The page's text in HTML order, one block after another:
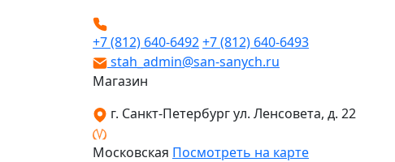
+7 (812) 640-6492+7 (812) 640-6493
stah_admin@san-sanych.ru
Магазин
г. Санкт-Петербург ул. Ленсовета, д. 22
Московская Посмотреть на карте